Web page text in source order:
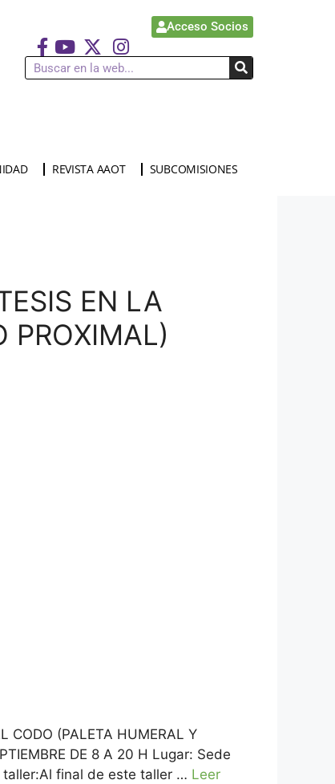
Acceso Socios
REVISTA AAOT SUBCOMISIONES
EN LA
PROXIMAL)
CODO (PALETA HUMERAL Y
DE 8 A 20 H Lugar: Sede
final de este taller … Leer